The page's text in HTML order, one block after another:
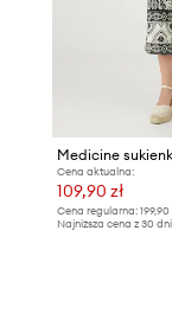
Medicine
Cena aktualna:
109,90 zł
Cena regularna: 199,90
Najniższa cena z 30